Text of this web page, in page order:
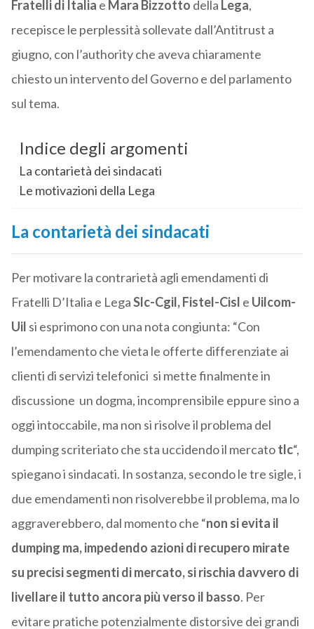
Fratelli di Italia e Mara Bizzotto della Lega,
recepisce le perplessità sollevate dall’Antitrust a
giugno, con l’authority che aveva chiaramente
chiesto un intervento del Governo e del parlamento
sul tema.
Indice degli argomenti
La contarietà dei sindacati
Le motivazioni della Lega
La contarietà dei sindacati
Per motivare la contrarietà agli emendamenti di
Fratelli D’Italia e LegaSlc-Cgil,Fistel-Cisl e Uilcom-
Uil si esprimono con una nota congiunta: “Con
l’emendamentoche vieta le offerte differenziate ai
clienti di servizi telefonici si mette finalmente in
discussione un dogma, incomprensibile eppure sino a
oggi intoccabile, ma non si risolve il problema del
dumping scriteriato che sta uccidendo il mercatotlc“,
spiegano i sindacati. In sostanza, secondo le tre sigle, i
due emendamenti non risolverebbe il problema, ma lo
aggraverebbero, dal momento che “non si evita il
dumping ma, impedendo azioni di recupero mirate
su precisi segmenti di mercato, si rischia davvero di
livellare il tutto ancora più verso il basso. Per
evitare pratiche potenzialmente distorsive dei grandi